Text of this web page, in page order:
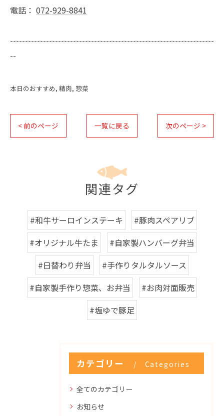
電話： 072-929-8841
--------------------------------------------------------------------
--
本日のおすすめ 精肉 惣菜
< 前のページ 一覧に戻る 次のページ >
関連タグ
#和牛サーロインステーキ
#豚肉スペアリブ
#オリジナル牛たま
#自家製ハンバーグ弁当
#日替わり弁当
#手作りタルタルソース
#自家製手作り惣菜、お弁当
#お肉対面販売
#塩ゆで豚足
カテゴリー Categories
全てのカテゴリー
お知らせ